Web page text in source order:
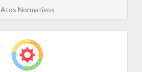
Atos Normativos